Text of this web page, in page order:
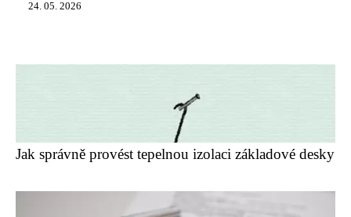
24. 05. 2026
Jak správně provést tepelnou izolaci základové desky